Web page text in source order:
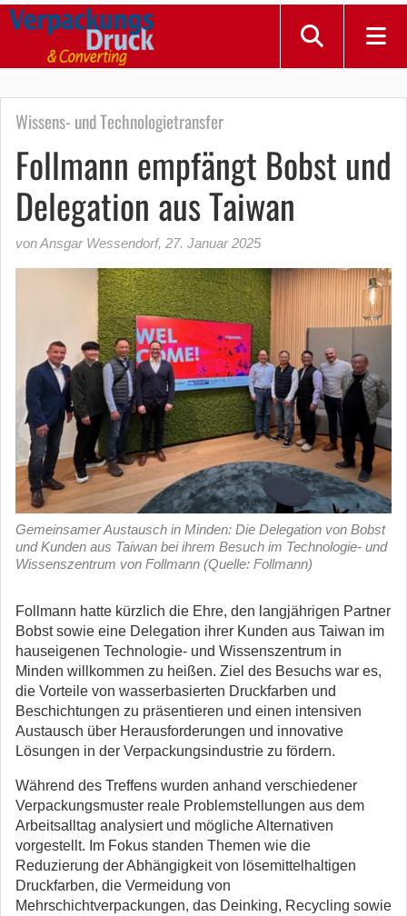
Wissens- und Technologietransfer
Follmann empfängt Bobst und
Delegation aus Taiwan
von Ansgar Wessendorf, 27. Januar 2025
Gemeinsamer Austausch in Minden: Die Delegation von Bobst
und Kunden aus Taiwan bei ihrem Besuch im Technologie- und
Wissenszentrum von Follmann (Quelle: Follmann)
Follmann hatte kürzlich die Ehre, den langjährigen Partner
Bobst sowie eine Delegation ihrer Kunden aus Taiwan im
hauseigenen Technologie- und Wissenszentrum in
Minden willkommen zu heißen. Ziel des Besuchs war es,
die Vorteile von wasserbasierten Druckfarben und
Beschichtungen zu präsentieren und einen intensiven
Austausch über Herausforderungen und innovative
Lösungen in der Verpackungsindustrie zu fördern.
Während des Treffens wurden anhand verschiedener
Verpackungsmuster reale Problemstellungen aus dem
Arbeitsalltag analysiert und mögliche Alternativen
vorgestellt. Im Fokus standen Themen wie die
Reduzierung der Abhängigkeit von lösemittelhaltigen
Druckfarben, die Vermeidung von
Mehrschichtverpackungen, das Deinking, Recycling sowie